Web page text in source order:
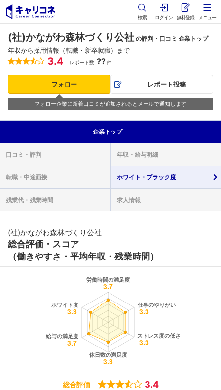
検索 ログイン 無料登録 メニュー
(社)かながわ森林づくり公社 の評判・口コミ 企業トップ
年収から採用情報（転職・新卒就職）まで
3.4 レポート数 ??件
フォロー レポート投稿
フォロー企業に新着口コミが追加されるとメールで通知します
企業 トップ
口コミ・ 評判 年収・ 給与明細
転職・ 中途面接 ホワイト・ ブラック度
残業代・ 残業時間 求人情報
(社)かながわ森林づくり公社
総合評価・スコア
（働きやすさ・平均年収・残業時間）
総合評価 3.4